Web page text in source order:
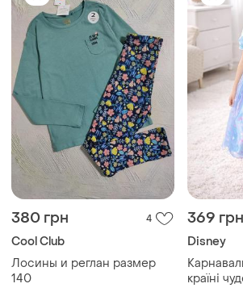
380 грн 4
Cool Club
Лосины и реглан размер
140
369 грн
Disney
країні